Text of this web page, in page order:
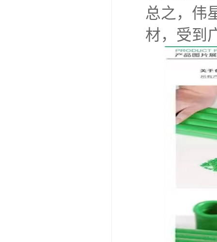
总之，伟
材，受到